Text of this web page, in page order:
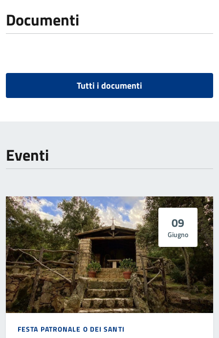
Documenti
Tutti i documenti
Eventi
09
Giugno
FESTA PATRONALE O DEI SANTI